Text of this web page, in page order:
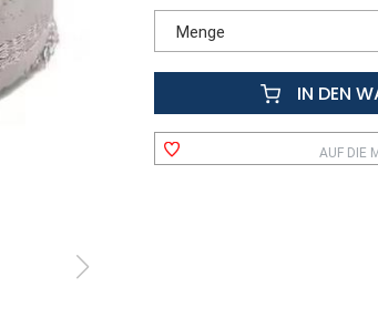
Menge
IN DEN
AUF DIE